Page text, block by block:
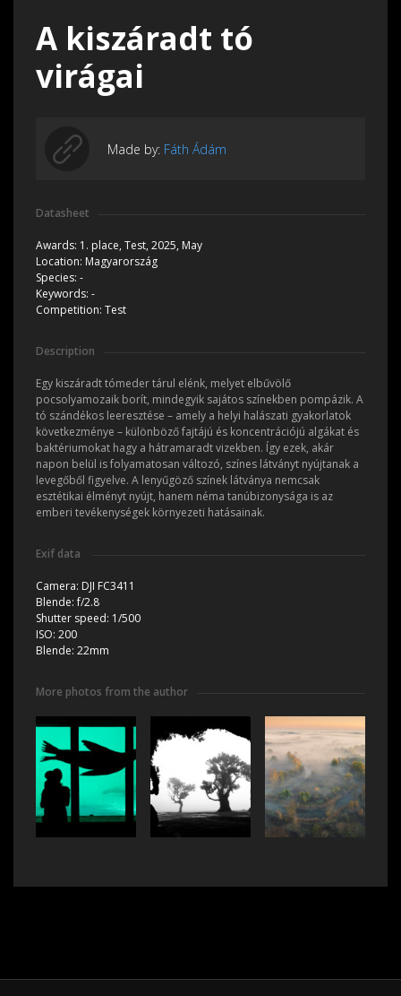
A kiszáradt tó
virágai
Made by: Fáth Ádám
Datasheet
Awards: 1. place, Test, 2025, May
Location: Magyarország
Species: -
Keywords: -
Competition: Test
Description
Egy kiszáradt tómeder tárul elénk, melyet elbűvölő
pocsolyamozaik borít, mindegyik sajátos színekben pompázik. A
tó szándékos leeresztése – amely a helyi halászati gyakorlatok
következménye – különböző fajtájú és koncentrációjú algákat és
baktériumokat hagy a hátramaradt vizekben. Így ezek, akár
napon belül is folyamatosan változó, színes látványt nyújtanak a
levegőből figyelve. A lenyűgöző színek látványa nemcsak
esztétikai élményt nyújt, hanem néma tanúbizonysága is az
emberi tevékenységek környezeti hatásainak.
Exif data
Camera: DJI FC3411
Blende:f/2.8
Shutter speed: 1/500
ISO: 200
Blende: 22mm
More photos from the author